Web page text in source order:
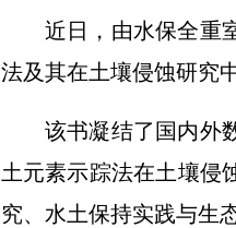
近日，由水保全重
法及其在土壤侵蚀研究
该书凝结了国内外
土元素示踪法在土壤侵
究、水土保持实践与生